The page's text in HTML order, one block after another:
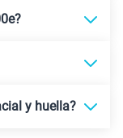
y huella?